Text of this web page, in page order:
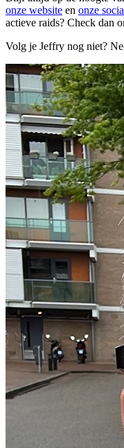
onze website en onze
actieve raids? Check dan
Volg je Jeffry nog niet?